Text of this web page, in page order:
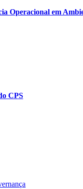
Operacional em
CPS